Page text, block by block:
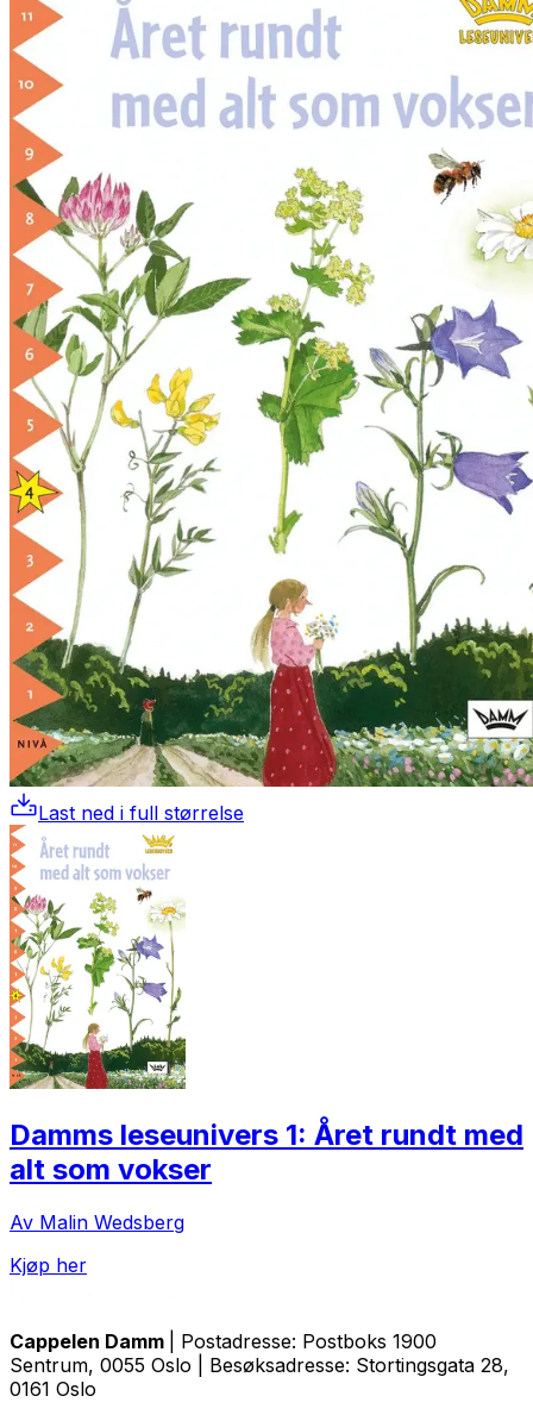
Last ned i full størrelse
Damms leseunivers 1: Året rundt med
alt som vokser
Av Malin Wedsberg
Kjøp her
Cappelen Damm
| Postadresse: Postboks 1900
Sentrum, 0055 Oslo | Besøksadresse: Stortingsgata 28,
0161 Oslo